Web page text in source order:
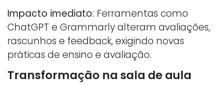
Impacto imediato: Ferramentas como
ChatGPT e Grammarly alteram avaliações,
rascunhos e feedback, exigindo novas
práticas de ensino e avaliação.
Transformação na sala de aula